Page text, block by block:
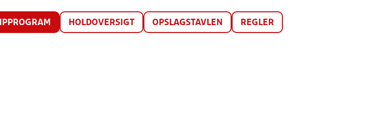
HOLDOVERSIGT OPSLAGSTAVLEN REGLER